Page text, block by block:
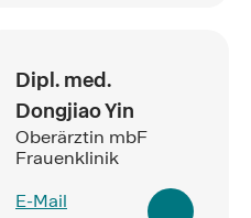
Dipl. med.
Dongjiao Yin
Oberärztin mbF
Frauenklinik
E-Mail